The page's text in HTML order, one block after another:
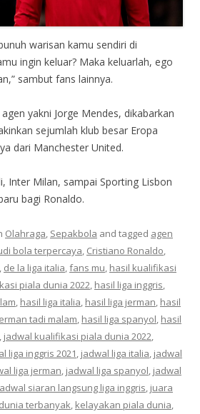
warisan kamu sendiri di
ingin keluar? Maka keluarlah, ego
sambut fans lainnya.
yakni Jorge Mendes, dikabarkan
sejumlah klub besar Eropa
dari Manchester United.
Inter Milan, sampai Sporting Lisbon
bagi Ronaldo.
Olahraga, Sepakbola and tagged agen
bola terpercaya, Cristiano Ronaldo,
, de la liga italia,fans mu, hasil kualifikasi
piala dunia 2022, hasil liga inggris,
, hasil liga italia, hasil liga jerman, hasil
tadi malam, hasil liga spanyol, hasil
, jadwal kualifikasi piala dunia 2022,
liga inggris 2021, jadwal liga italia, jadwal
liga jerman, jadwal liga spanyol, jadwal
siaran langsung liga inggris, juara
terbanyak, kelayakan piala dunia,